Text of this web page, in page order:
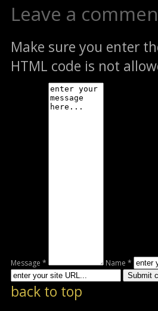
Leave a
Make sure you enter
HTML code is not
Message * Name *
back to top